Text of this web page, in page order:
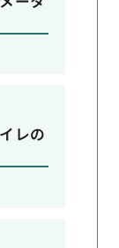
レの